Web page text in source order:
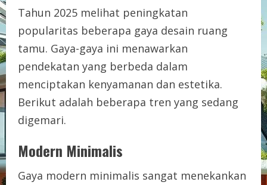
Tahun 2025 melihat peningkatan
popularitas beberapa gaya desain ruang
tamu. Gaya-gaya ini menawarkan
pendekatan yang berbeda dalam
menciptakan kenyamanan dan estetika.
Berikut adalah beberapa tren yang sedang
digemari.
Modern Minimalis
Gaya modern minimalis sangat menekankan